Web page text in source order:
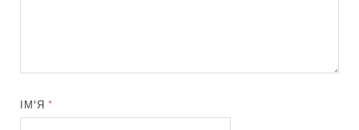
ІМ'Я *